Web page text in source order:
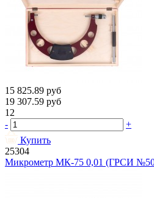
15 825.89 руб
19 307.59 руб
12
-
+
Купить
25304
Микрометр МК-75 0,01 (ГРСИ